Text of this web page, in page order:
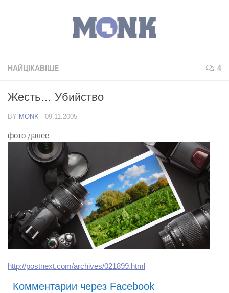
НАЙЦІКАВІШЕ 4
Жесть… Убийство
BY MONK · 09.11.2005
фото далее
http://postnext.com/archives/021899.html
Комментарии через Facebook